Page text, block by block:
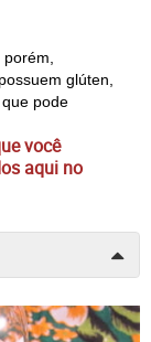
porém,
glúten,
pode
você
aqui no